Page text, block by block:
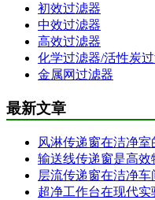
初效过滤器
中效过滤器
高效过滤器
化学过滤器/活性炭
金属网过滤器
最新文章
风淋传递窗在洁净室
输送线传递窗是高
层流传递窗在洁净
超净工作台在现代